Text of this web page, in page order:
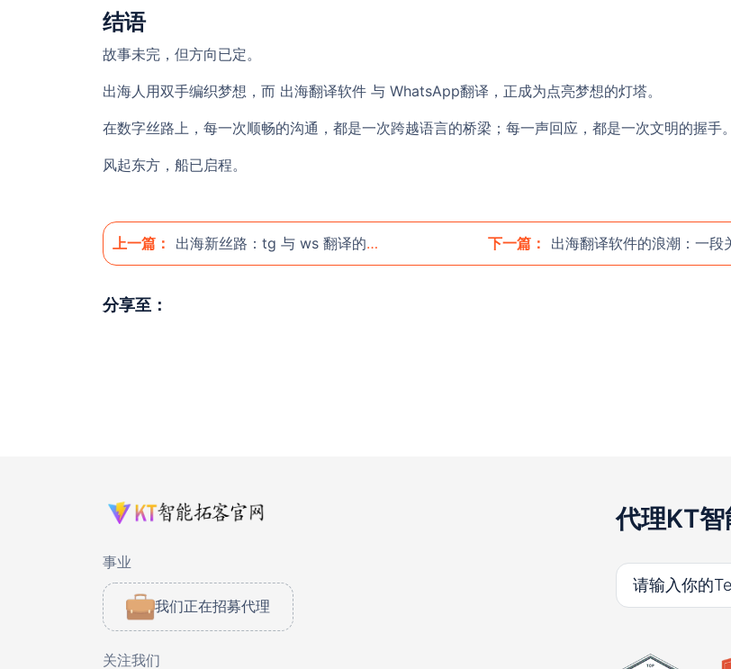
结语
故事未完，但方向已定。
出海人用双手编织梦想，而 出海翻译软件 与 WhatsApp翻译 ，正成为点亮梦想的灯塔。
在数字丝路上，每一次顺畅的沟通，都是一次跨越语言的桥梁；每一声回应，都是一次文明的握手。
风起东方，船已启程。
上一篇： 出海新丝路：tg 与 ws 翻译的对话之桥 下一篇：
分享至：
事业
我们正在招募代理
关注我们
代理KT智